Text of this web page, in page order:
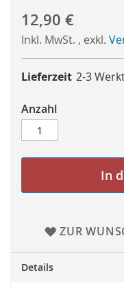
12,90 €
Inkl. MwSt. , exkl.
Lieferzeit 2-3
Anzahl
In
ZUR
Details